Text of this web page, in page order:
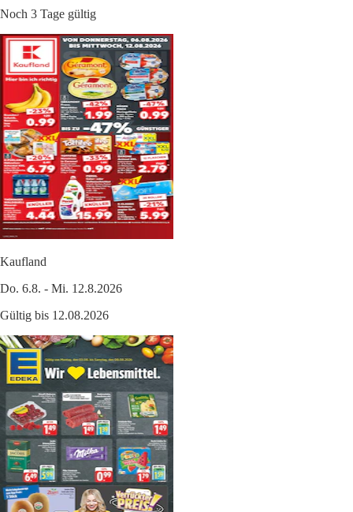
Noch 3 Tage gültig
Kaufland
Do. 6.8. - Mi. 12.8.2026
Gültig bis 12.08.2026